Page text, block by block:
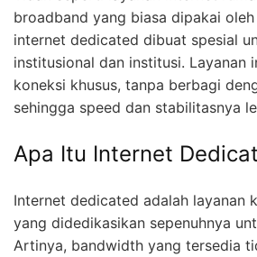
broadband yang biasa dipakai
internet dedicated dibuat spesial
institusional dan institusi. Layanan
koneksi khusus, tanpa berbagi
sehingga speed dan stabilitasnya
Apa Itu Internet
Internet dedicated adalah layanan
yang didedikasikan sepenuhnya
Artinya, bandwidth yang tersedia